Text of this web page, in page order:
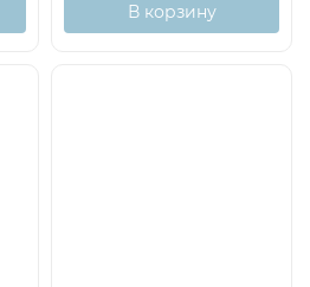
В корзину